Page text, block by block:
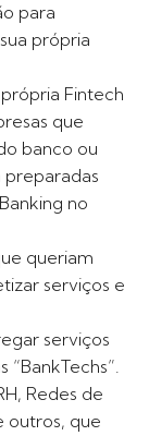
para
própria
Fintech
que
banco ou
no
queriam
serviços e
serviços
Redes de
outros, que